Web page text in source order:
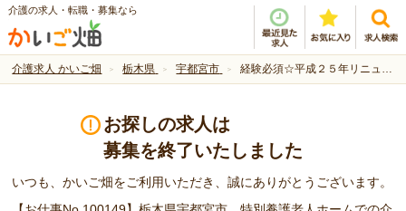
介護の求人・転職・募集なら
介護求人 かいご畑 栃木県 宇都宮市 経験必須☆平成２５年リニューアルのユニット型特養
お探しの求人は
募集を終了いたしました
いつも、かいご畑をご利用いただき、誠にありがとうございます。